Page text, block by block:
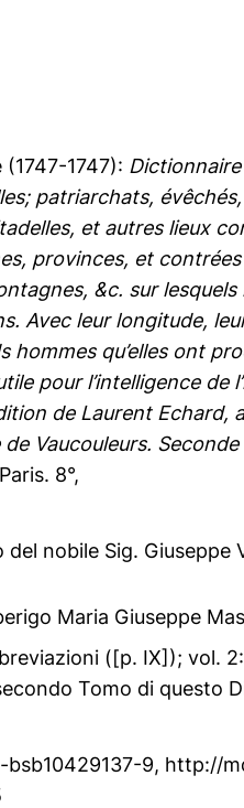
(1747-1747):
patriarchats,
et autres lieux
provinces, et
&c. sur
Avec leur longitude,
hommes qu’elles ont
pour l’intelligence de
de Laurent
Vaucouleurs.
8°,
del nobile Sig.
Maria Giuseppe
([p. IX]); vol.
Tomo di questo
9, http://